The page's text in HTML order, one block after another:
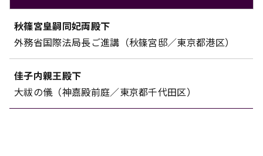
対象 内容
秋篠宮皇嗣同妃両殿下
外務省国際法局長ご進講（秋篠宮邸／東京都港区）
佳子内親王殿下
大祓の儀（神嘉殿前庭／東京都千代田区）